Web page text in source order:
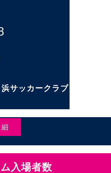
サッカークラブ
入場者数